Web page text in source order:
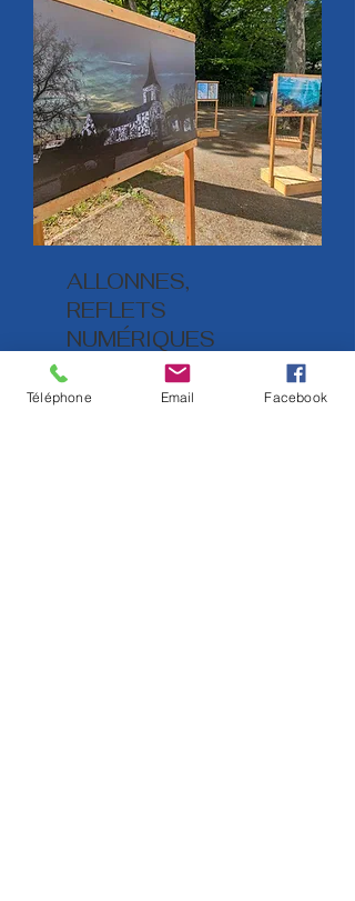
ALLONNES,
REFLETS
NUMÉRIQUES
Téléphone Email Facebook